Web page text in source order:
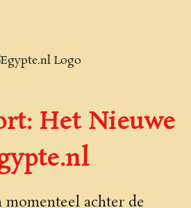
Het Nieuwe
achter de